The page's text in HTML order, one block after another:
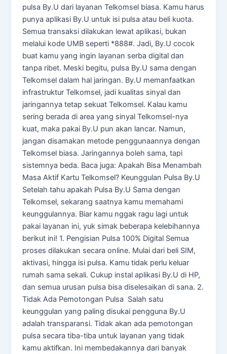
pulsa By.U dari layanan Telkomsel biasa. Kamu harus
punya aplikasi By.U untuk isi pulsa atau beli kuota.
Semua transaksi dilakukan lewat aplikasi, bukan
melalui kode UMB seperti *888#. Jadi, By.U cocok
buat kamu yang ingin layanan serba digital dan
tanpa ribet. Meski begitu, pulsa By.U sama dengan
Telkomsel dalam hal jaringan. By.U memanfaatkan
infrastruktur Telkomsel, jadi kualitas sinyal dan
jaringannya tetap sekuat Telkomsel. Kalau kamu
sering berada di area yang sinyal Telkomsel-nya
kuat, maka pakai By.U pun akan lancar. Namun,
jangan disamakan metode penggunaannya dengan
Telkomsel biasa. Jaringannya boleh sama, tapi
sistemnya beda. Baca juga: Apakah Bisa Menambah
Masa Aktif Kartu Telkomsel? Keunggulan Pulsa By.U
Setelah tahu apakah Pulsa By.U Sama dengan
Telkomsel, sekarang saatnya kamu memahami
keunggulannya. Biar kamu nggak ragu lagi untuk
pakai layanan ini, yuk simak beberapa kelebihannya
berikut ini! 1. Pengisian Pulsa 100% Digital Semua
proses dilakukan secara online. Mulai dari beli SIM,
aktivasi, hingga isi pulsa. Kamu tidak perlu keluar
rumah sama sekali. Cukup instal aplikasi By.U di HP,
dan semua urusan pulsa bisa diselesaikan di sana. 2.
Tidak Ada Pemotongan Pulsa Salah satu
keunggulan yang paling disukai pengguna By.U
adalah transparansi. Tidak akan ada pemotongan
pulsa secara tiba-tiba untuk layanan yang tidak
kamu aktifkan. Ini membedakannya dari banyak